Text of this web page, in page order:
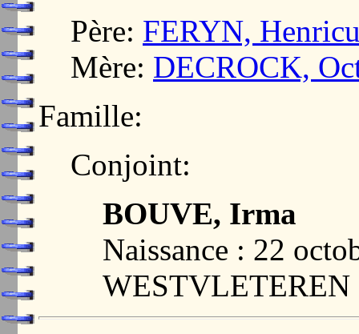
Père: FERYN,
Mère: DECROCK,
Famille:
Conjoint:
BOUVE, Irma
Naissance : 22
WESTVLETEREN